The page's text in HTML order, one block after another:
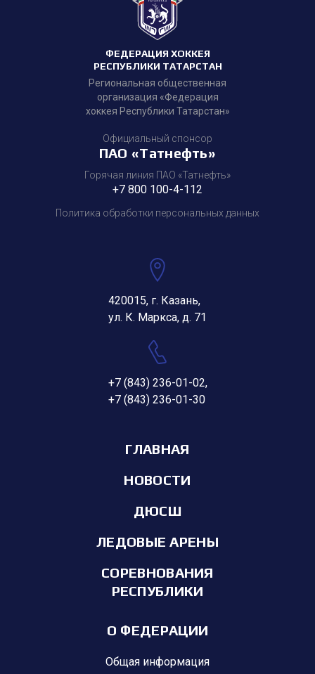
ФЕДЕРАЦИЯ ХОККЕЯ
РЕСПУБЛИКИ ТАТАРСТАН
Региональная общественная
организация «Федерация
хоккея Республики Татарстан»
Официальный спонсор
ПАО «Татнефть»
Горячая линия ПАО «Татнефть»
+7 800 100-4-112
Политика обработки персональных данных
420015, г. Казань,
ул. К. Маркса, д. 71
+7 (843) 236-01-02,
+7 (843) 236-01-30
ГЛАВНАЯ
НОВОСТИ
ДЮСШ
ЛЕДОВЫЕ АРЕНЫ
СОРЕВНОВАНИЯ
РЕСПУБЛИКИ
О ФЕДЕРАЦИИ
Общая информация